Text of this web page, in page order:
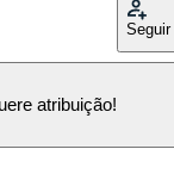
Seguir
atribuição!